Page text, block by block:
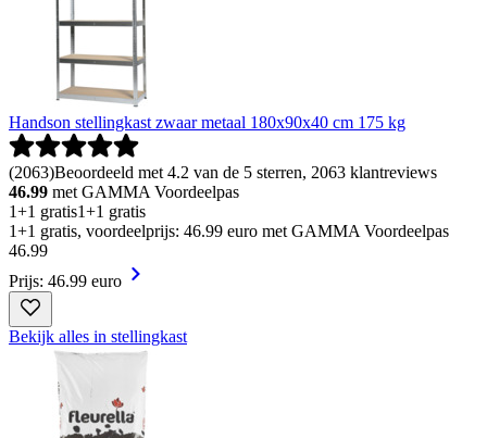
Handson stellingkast zwaar metaal 180x90x40 cm 175 kg
(2063)Beoordeeld met 4.2 van de 5 sterren, 2063 klantreviews
46.99 met GAMMA Voordeelpas
1+1 gratis1+1 gratis
1+1 gratis, voordeelprijs: 46.99 euro met GAMMA Voordeelpas
46.99
Prijs: 46.99 euro
Bekijk alles in stellingkast